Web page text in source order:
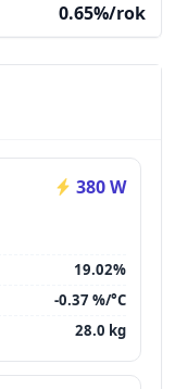
0.65%/rok
380 W
19.02%
-0.37 %/°C
28.0 kg